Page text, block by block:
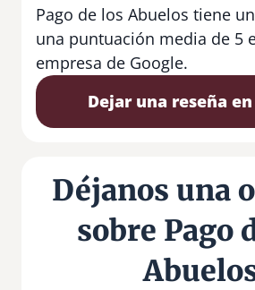
Pago de los Abuelos tiene
una puntuación media de 5
empresa de Google.
Dejar una reseña
Déjanos una
sobre Pago